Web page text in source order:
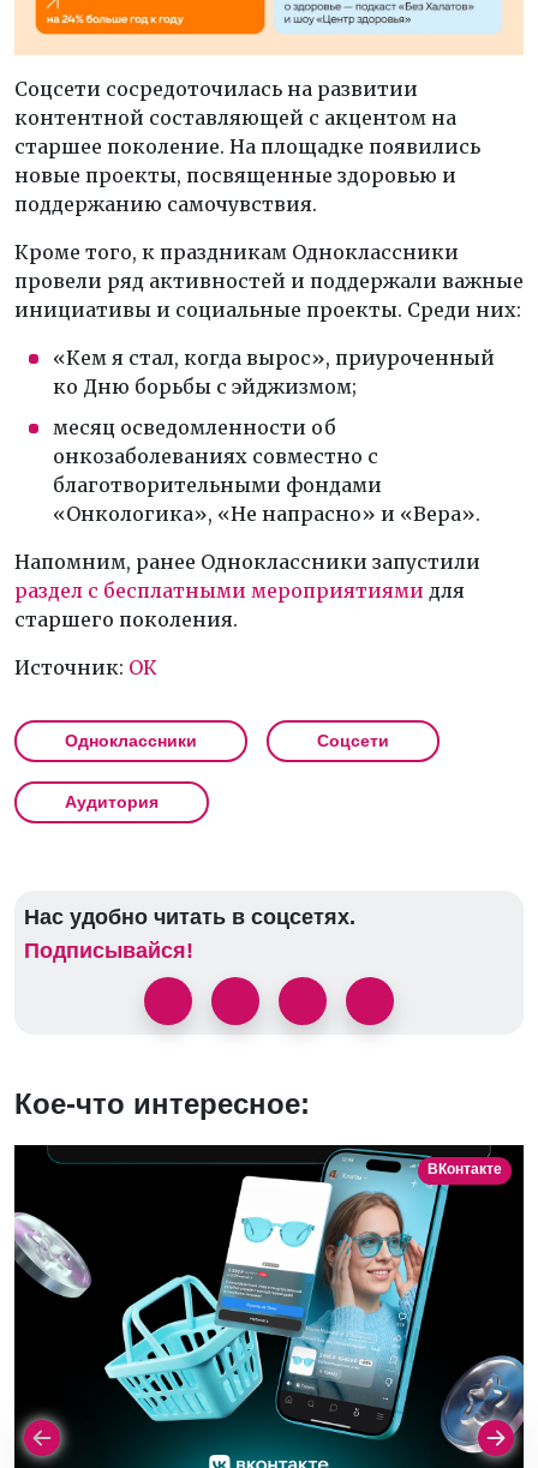
Соцсети сосредоточилась на развитии
контентной составляющей с акцентом на
старшее поколение. На площадке появились
новые проекты, посвященные здоровью и
поддержанию самочувствия.
Кроме того, к праздникам Одноклассники
провели ряд активностей и поддержали важные
инициативы и социальные проекты. Среди них:
«Кем я стал, когда вырос», приуроченный
ко Дню борьбы с эйджизмом;
месяц осведомленности об
онкозаболеваниях совместно с
благотворительными фондами
«Онкологика», «Не напрасно» и «Вера».
Напомним, ранее Одноклассники запустили
раздел с бесплатными мероприятиями для
старшего поколения.
Источник: ОК
Одноклассники Соцсети
Аудитория
Нас удобно читать в соцсетях.
Подписывайся!
Кое-что интересное:
ВКонтакте